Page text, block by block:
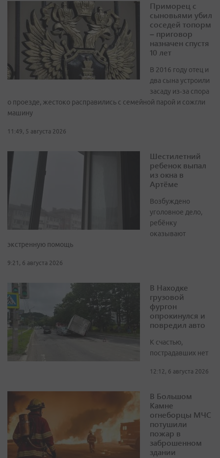
Приморец с
сыновьями убил
соседей топорм
– приговор
назначен спустя
10 лет
В 2016 году отец и
два сына устроили
засаду из‑за спора
о проезде, жестоко расправились с семейной парой и сожгли
машину
11:49, 5 августа 2026
Шестилетний
ребенок выпал
из окна в
Артёме
Возбуждено
уголовное дело,
ребёнку
оказывают
экстренную помощь
9:21, 6 августа 2026
В Находке
грузовой
фургон
опрокинулся и
повредил авто
К счастью,
пострадавших нет
12:12, 6 августа 2026
В Большом
Камне
огнеборцы МЧС
потушили
пожар в
заброшенном
здании